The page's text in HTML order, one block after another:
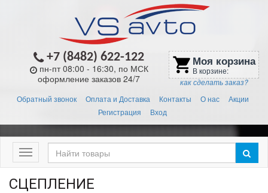
+7 (8482) 622-122
пн-пт 08:00 - 16:30, по МСК
оформление заказов 24/7
shopping_cart Моя корзина
В корзине:
как сделать заказ?
Обратный звонок Оплата и Доставка Контакты О нас
Акции
Регистрация
Вход
Меню
СЦЕПЛЕНИЕ